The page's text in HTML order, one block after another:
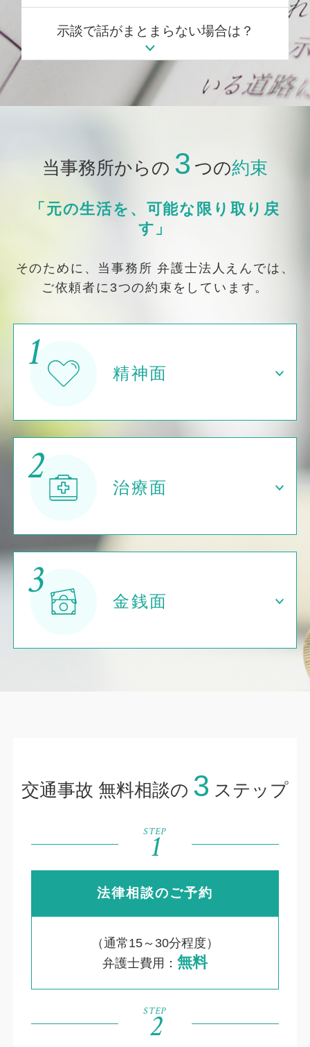
示談で話がまとまらない場合は？
当事務所からの 3 つの約束
「元の生活を、可能な限り取り戻
す」
そのために、当事務所 弁護士法人えんでは、
ご依頼者に3つの約束をしています。
1 精神面
2 治療面
3 金銭面
交通事故 無料相談の 3 ステップ
STEP
1
法律相談のご予約
（通常15～30分程度）
弁護士費用： 無料
STEP
2